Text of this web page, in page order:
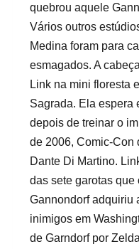
quebrou aquele
Vários outros
Medina foram para
esmagados. A
Link na mini floresta
Sagrada. Ela espera
depois de treinar o
de 2006, Comic-Con
Dante Di Martino.
das sete garotas que
Gannondorf adquiriu
inimigos em
de Garndorf por